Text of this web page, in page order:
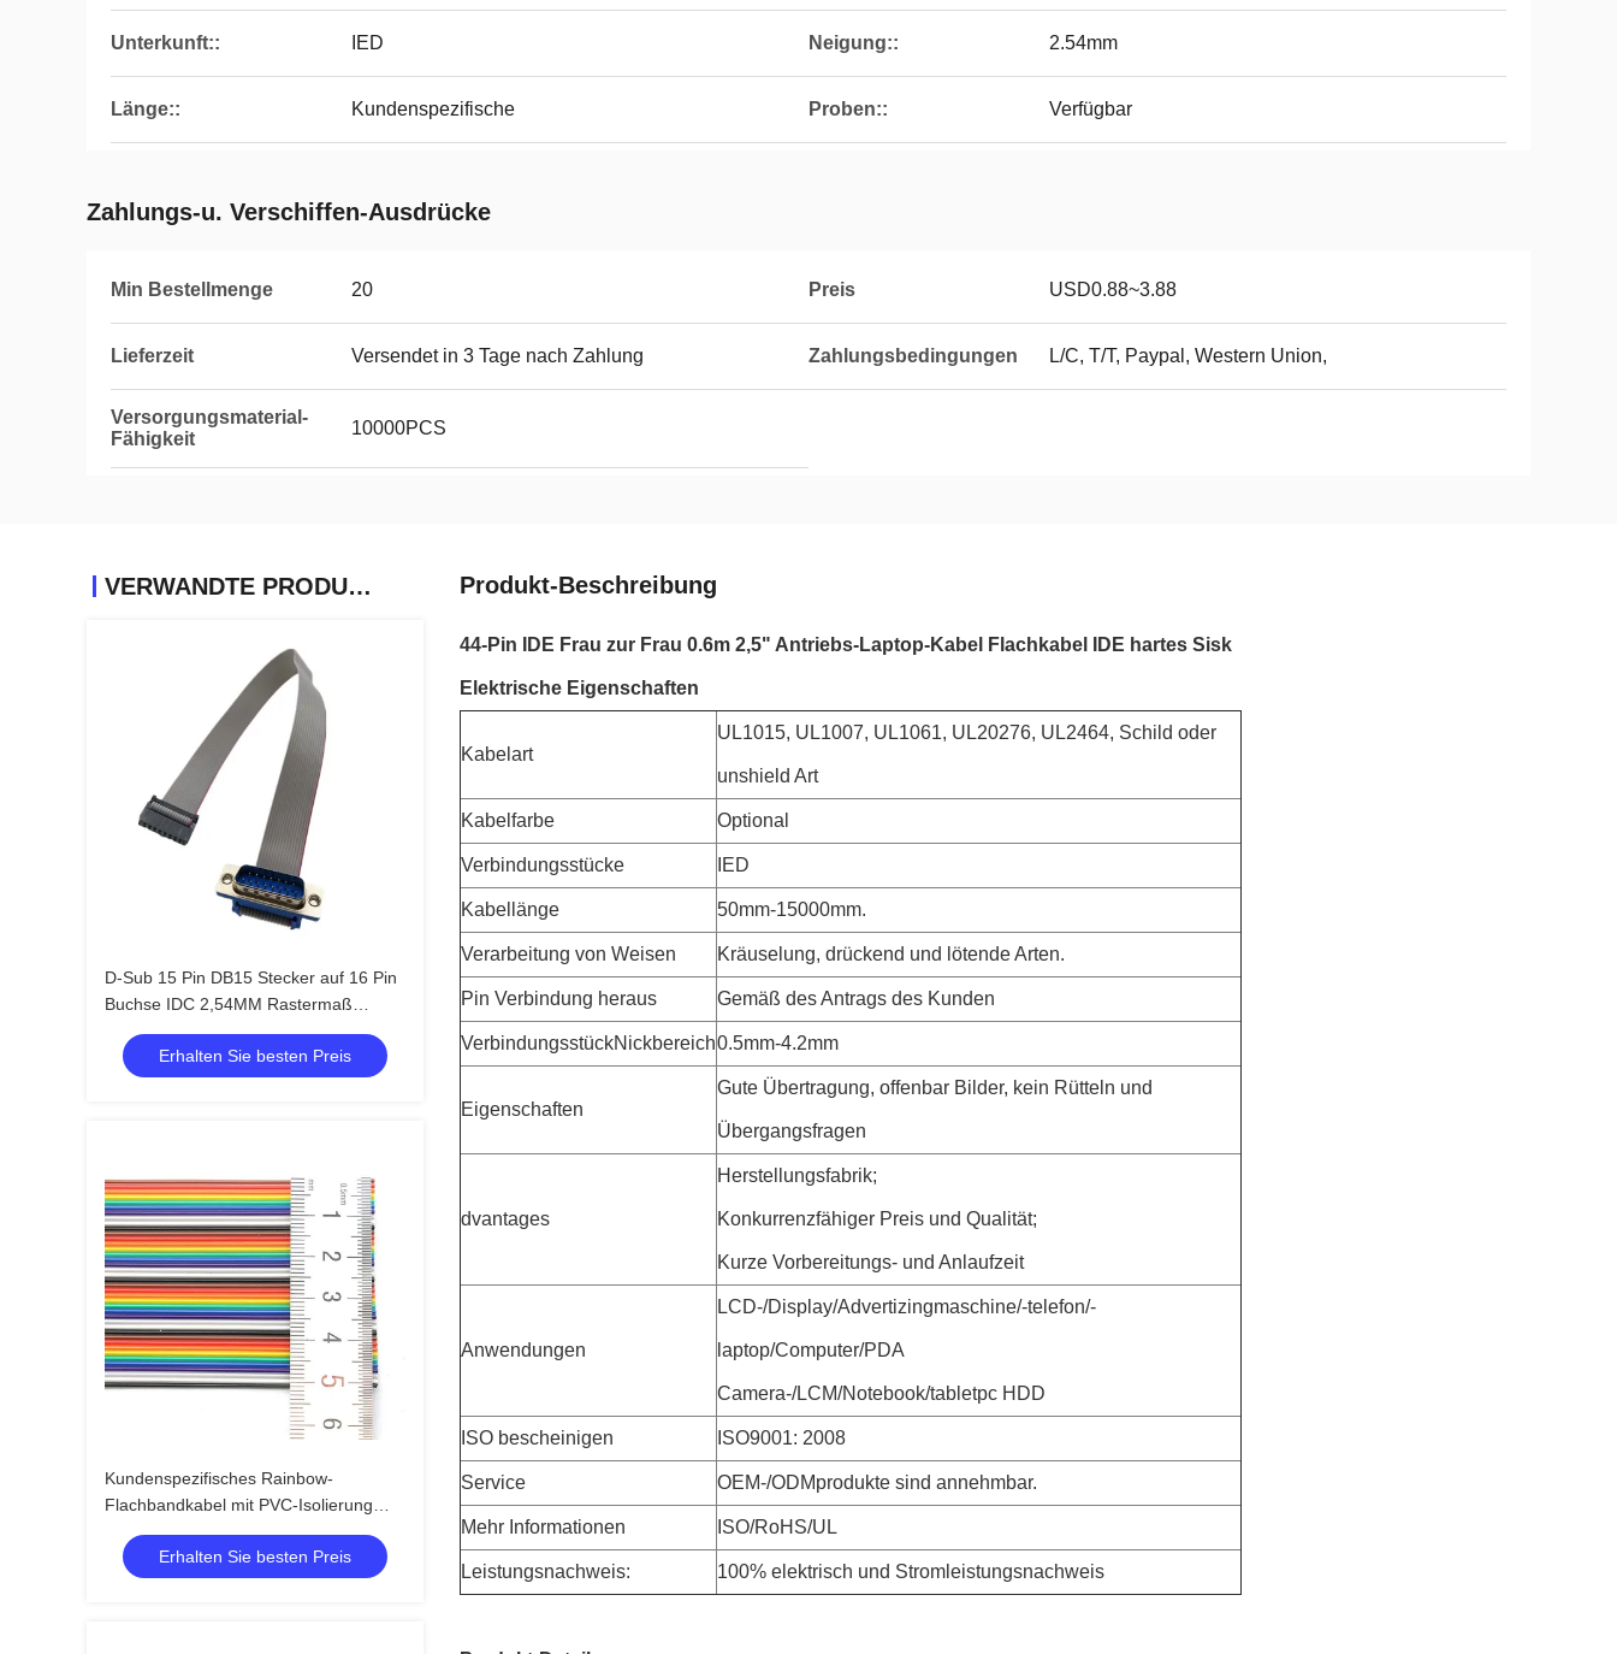
Unterkunft:: IED Neigung:: 2.54mm
Länge:: Kundenspezifische Proben:: Verfügbar
Zahlungs-u. Verschiffen-Ausdrücke
Min Bestellmenge 20 Preis USD0.88~3.88
Lieferzeit Versendet in 3 Tage nach Zahlung Zahlungsbedingungen L/C, T/T, Paypal, Western Union,
Versorgungsmaterial-
Fähigkeit
10000PCS
VERWANDTE PRODUKTE
D-Sub 15 Pin DB15 Stecker auf 16 Pin
Buchse IDC 2,54MM Rastermaß
Vergoldetes Flachbandkabel
Erhalten Sie besten Preis
Kundenspezifisches Rainbow-
Flachbandkabel mit PVC-Isolierung
und 1,27-mm-IDC-Steckverbindern
Erhalten Sie besten Preis
Produkt-Beschreibung
44-Pin IDE Frau zur Frau 0.6m 2,5" Antriebs-Laptop-Kabel Flachkabel IDE hartes Sisk
Elektrische Eigenschaften
Kabelart
UL1015, UL1007, UL1061, UL20276, UL2464, Schild oder
unshield Art
Kabelfarbe Optional
Verbindungsstücke IED
Kabellänge 50mm-15000mm.
Verarbeitung von Weisen Kräuselung, drückend und lötende Arten.
Pin Verbindung heraus Gemäß des Antrags des Kunden
VerbindungsstückNickbereich0.5mm-4.2mm
Eigenschaften
Gute Übertragung, offenbar Bilder, kein Rütteln und
Übergangsfragen
dvantages
Herstellungsfabrik;
Konkurrenzfähiger Preis und Qualität;
Kurze Vorbereitungs- und Anlaufzeit
Anwendungen
LCD-/Display/Advertizingmaschine/-telefon/-
laptop/Computer/PDA
Camera-/LCM/Notebook/tabletpc HDD
ISO bescheinigen ISO9001: 2008
Service OEM-/ODMprodukte sind annehmbar.
Mehr Informationen ISO/RoHS/UL
Leistungsnachweis: 100% elektrisch und Stromleistungsnachweis